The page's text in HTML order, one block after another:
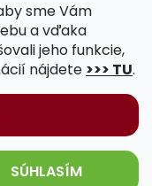
sme Vám
a vďaka
jeho funkcie,
nájdete >>> TU.
SÚHLASÍM
práva vyhradené.